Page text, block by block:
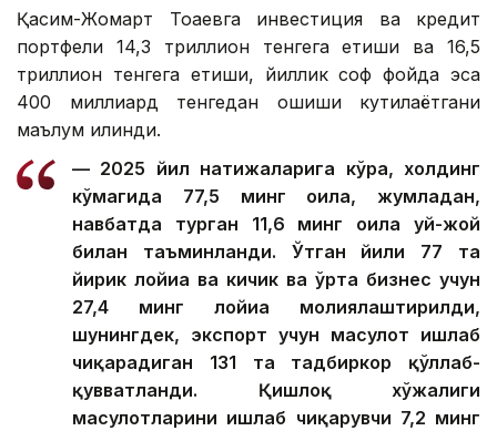
Қасим-Жомарт Тоқаевга инвестиция ва кредит
портфели 14,3 триллион тенгега етиши ва 16,5
триллион тенгега етиши, йиллик соф фойда эса
400 миллиард тенгедан ошиши кутилаётгани
маълум қилинди.
— 2025 йил натижаларига кўра, холдинг
кўмагида 77,5 минг оила, жумладан,
навбатда турган 11,6 минг оила уй-жой
билан таъминланди. Ўтган йили 77 та
йирик лойиҳа ва кичик ва ўрта бизнес учун
27,4 минг лойиҳа молиялаштирилди,
шунингдек, экспорт учун маҳсулот ишлаб
чиқарадиган 131 та тадбиркор қўллаб-
қувватланди. Қишлоқ хўжалиги
маҳсулотларини ишлаб чиқарувчи 7,2 минг